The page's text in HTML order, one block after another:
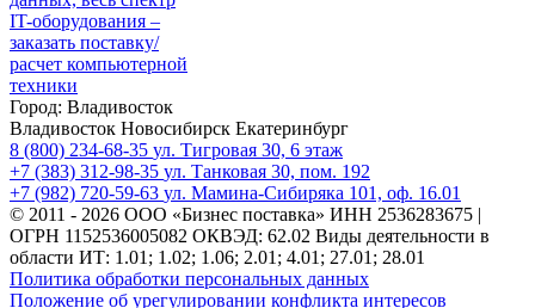
Город: Владивосток
Владивосток Новосибирск Екатеринбург
8 (800) 234-68-35 ул. Тигровая 30, 6 этаж
+7 (383) 312-98-35 ул. Танковая 30, пом. 192
+7 (982) 720-59-63 ул. Мамина-Сибиряка 101, оф. 16.01
© 2011 - 2026 ООО «Бизнес поставка» ИНН 2536283675 |
ОГРН 1152536005082 ОКВЭД: 62.02 Виды деятельности в
области ИТ: 1.01; 1.02; 1.06; 2.01; 4.01; 27.01; 28.01
Политика обработки персональных данных
Положение об урегулировании конфликта интересов